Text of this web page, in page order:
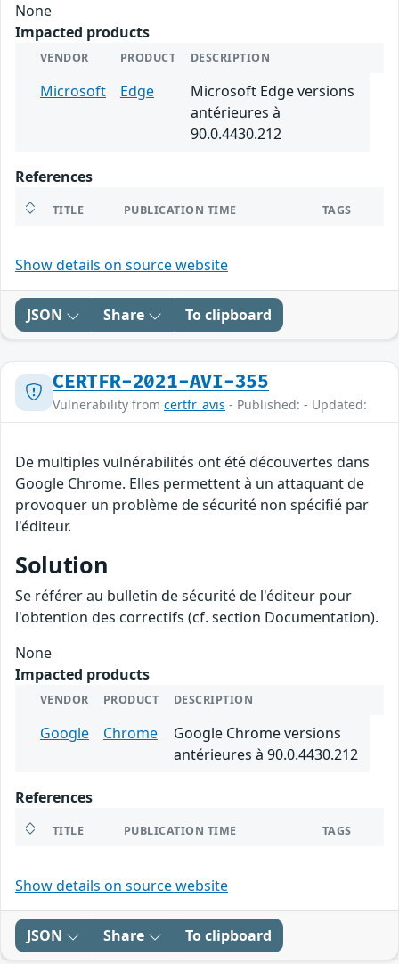
None
Impacted products
VENDOR PRODUCT DESCRIPTION
Microsoft Edge
Microsoft Edge versions
antérieures à
90.0.4430.212
References
TITLE PUBLICATION TIME TAGS
Show details on source website
JSON Share To clipboard
CERTFR-2021-AVI-355
Vulnerability from certfr_avis - Published: - Updated:
De multiples vulnérabilités ont été découvertes dans
Google Chrome. Elles permettent à un attaquant de
provoquer un problème de sécurité non spécifié par
l'éditeur.
Solution
Se référer au bulletin de sécurité de l'éditeur pour
l'obtention des correctifs (cf. section Documentation).
None
Impacted products
VENDOR PRODUCT DESCRIPTION
Google Chrome
Google Chrome versions
antérieures à 90.0.4430.212
References
TITLE PUBLICATION TIME TAGS
Show details on source website
JSON Share To clipboard